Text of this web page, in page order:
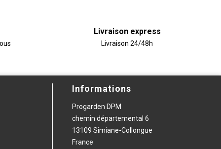
Livraison express
Livraison 24/48h
Informations
Progarden DPM
chemin départemental 6
13109 Simiane-Collongue
France